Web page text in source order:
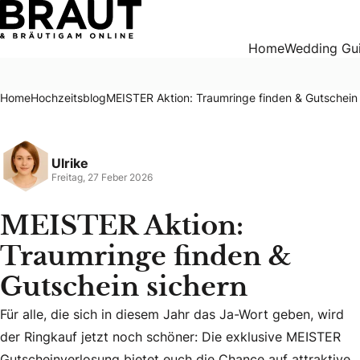
MEISTER Aktion: Traumringe finden & Gutschein sichern
HomeWedding
HomeHochzeitsblogMEISTER Aktion: Traumringe finden &
Ulrike
Freitag, 27 Feber 2026
MEISTER Aktion:
Traumringe finden &
Gutschein sichern
Für alle, die sich in diesem Jahr das Ja-Wort geben, wird
Für alle, die sich in diesem Jahr das Ja-Wort geben, wird
der Ringkauf jetzt noch schöner: Die exklusive MEISTER